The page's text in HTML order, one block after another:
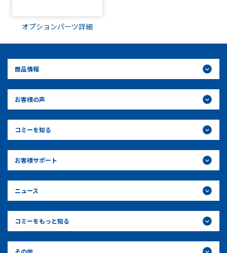
オプションパーツ詳細
商品情報
お客様の声
コミーを知る
お客様サポート
ニュース
コミーをもっと知る